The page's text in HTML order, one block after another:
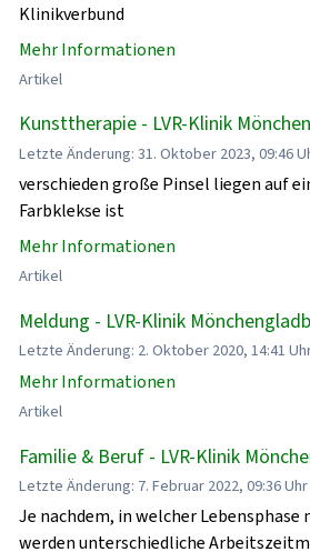
Klinikverbund
Mehr Informationen
Artikel
Kunsttherapie - LVR-Klinik
Letzte Änderung: 31. Oktober 2023, 09:46
verschieden große Pinsel liegen auf
Farbklekse ist
Mehr Informationen
Artikel
Meldung - LVR-Klinik
Letzte Änderung: 2. Oktober 2020, 14:41
Mehr Informationen
Artikel
Familie & Beruf - LVR-Klinik
Letzte Änderung: 7. Februar 2022, 09:36 Uhr
Je nachdem, in welcher Lebensphase
werden unterschiedliche